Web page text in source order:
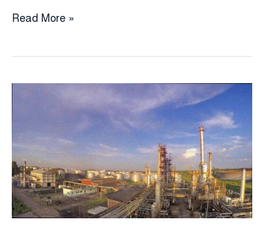
টানা
কমল
জেট
দাম,
লিটারে
কমেছে
প্রায়
২২
টাকা
Read More »